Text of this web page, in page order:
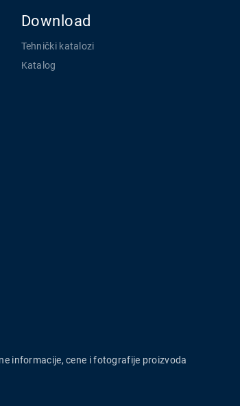
Download
Tehnički katalozi
Katalog
informacije, cene i fotografije proizvoda